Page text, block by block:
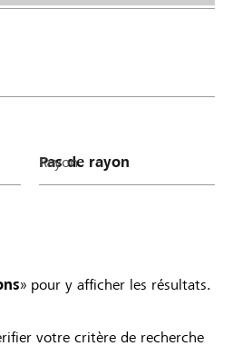
Rayon
» pour y afficher les résultats.
votre critère de recherche